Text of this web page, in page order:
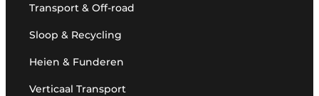
Transport & Off-road
Sloop & Recycling
Heien & Funderen
Verticaal Transport